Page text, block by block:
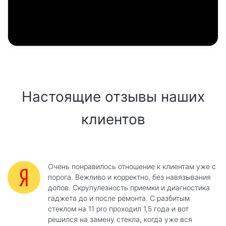
Настоящие отзывы наших
клиентов
Очень понравилось отношение к клиентам уже с
порога. Вежливо и корректно, без навязывания
допов. Скрупулезность приемки и диагностика
гаджета до и после ремонта. С разбитым
стеклом на 11 pro проходил 1,5 года и вот
решился на замену стекла, когда уже вся